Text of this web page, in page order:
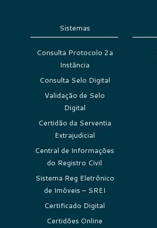
Sistemas
Consulta Protocolo 2a
Instância
Consulta Selo Digital
Validação de Selo
Digital
Certidão da Serventia
Extrajudicial
Central de Informações
do Registro Civil
Sistema Reg Eletrônico
de Imóveis – SREI
Certificado Digital
Certidões Online